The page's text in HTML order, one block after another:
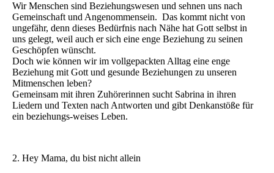
Wir Menschen sind Beziehungswesen und sehnen uns nach
Gemeinschaft und Angenommensein. Das kommt nicht von
ungefähr, denn dieses Bedürfnis nach Nähe hat Gott selbst in
uns gelegt, weil auch er sich eine enge Beziehung zu seinen
Geschöpfen wünscht.
Doch wie können wir im vollgepackten Alltag eine enge
Beziehung mit Gott und gesunde Beziehungen zu unseren
Mitmenschen leben?
Gemeinsam mit ihren Zuhörerinnen sucht Sabrina in ihren
Liedern und Texten nach Antworten und gibt Denkanstöße für
ein beziehungs-weises Leben.
2. Hey Mama, du bist nicht allein